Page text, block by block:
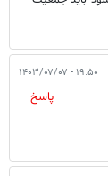
۱۹:۵۰ - ۱۴۰۳/۰۷/۰۷
پاسخ